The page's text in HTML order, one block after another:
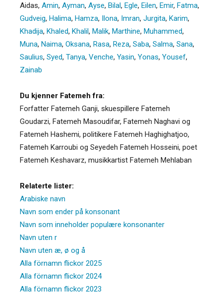
Aidas, Amin, Ayman, Ayse, Bilal, Egle, Eilen, Emir, Fatma,
Gudveig, Halima, Hamza, Ilona, Imran, Jurgita, Karim,
Khadija, Khaled, Khalil, Malik, Marthine, Muhammed,
Muna, Naima, Oksana, Rasa, Reza, Saba, Salma, Sana,
Saulius, Syed, Tanya, Venche, Yasin, Yonas, Yousef,
Zainab
Du kjenner Fatemeh fra:
Forfatter Fatemeh Ganji, skuespillere Fatemeh
Goudarzi, Fatemeh Masoudifar, Fatemeh Naghavi og
Fatemeh Hashemi, politikere Fatemeh Haghighatjoo,
Fatemeh Karroubi og Seyedeh Fatemeh Hosseini, poet
Fatemeh Keshavarz, musikkartist Fatemeh Mehlaban
Relaterte lister:
Arabiske navn
Navn som ender på konsonant
Navn som inneholder populære konsonanter
Navn uten r
Navn uten æ, ø og å
Alla förnamn flickor 2025
Alla förnamn flickor 2024
Alla förnamn flickor 2023